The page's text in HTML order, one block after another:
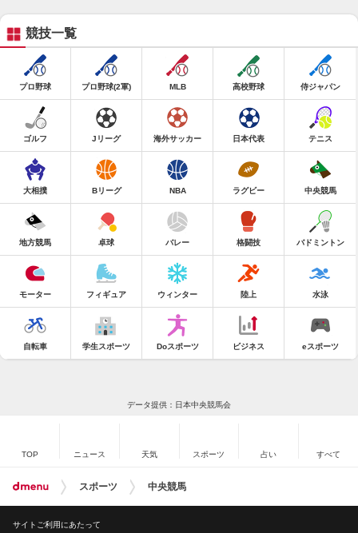
競技一覧
プロ野球 プロ野球(2軍) MLB 高校野球 侍ジャパン
ゴルフ Jリーグ 海外サッカー 日本代表 テニス
大相撲 Bリーグ NBA ラグビー 中央競馬
地方競馬 卓球 バレー 格闘技 バドミントン
モーター フィギュア ウィンター 陸上 水泳
自転車 学生スポーツ Doスポーツ ビジネス eスポーツ
データ提供：日本中央競馬会
TOP ニュース 天気 スポーツ 占い すべて
スポーツ 中央競馬
サイトご利用にあたって